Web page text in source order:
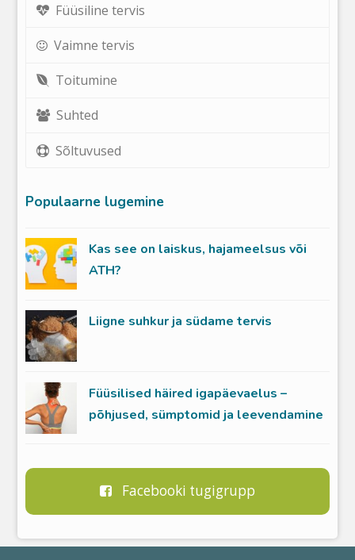
Füüsiline tervis
Vaimne tervis
Toitumine
Suhted
Sõltuvused
Populaarne lugemine
Kas see on laiskus, hajameelsus või
ATH?
Liigne suhkur ja südame tervis
Füüsilised häired igapäevaelus –
põhjused, sümptomid ja leevendamine
Facebooki tugigrupp